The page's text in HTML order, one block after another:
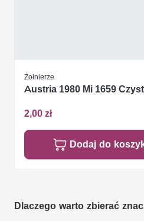
Żołnierze
Austria 1980 Mi 1659
2,00 zł
Dodaj do
Dlaczego warto zbierać